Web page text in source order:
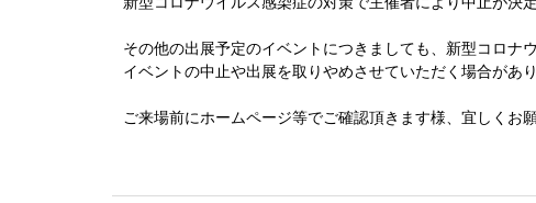
その他の出展予定のイベントにつきましても、新型コロナ
イベントの中止や出展を取りやめさせていただく場合があり
ご来場前にホームページ等でご確認頂きます様、宜しくお